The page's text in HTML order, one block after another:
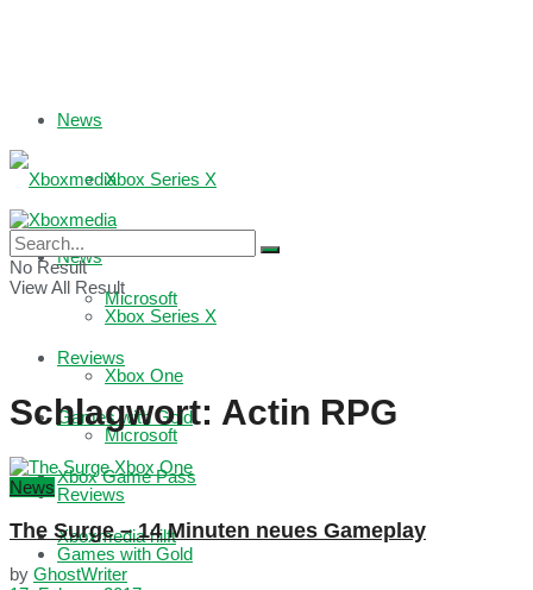
News
Xbox Series X
Microsoft
Reviews
Games with Gold
Xbox Game Pass
Xboxmedia hilft
News
Xbox Series X
Xbox One
Microsoft
Reviews
Games with Gold
No Result
View All Result
Schlagwort: Actin RPG
News
The Surge – 14 Minuten neues Gameplay
by GhostWriter